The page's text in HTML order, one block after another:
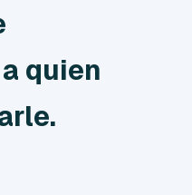
quien